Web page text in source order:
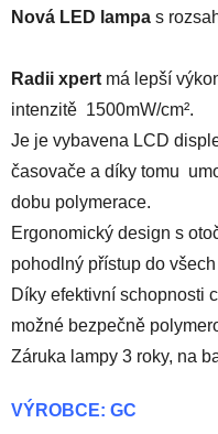
Nová LED lampa s
Radii xpert má lepší
intenzitě 1500mW/cm².
Je je vybavena LCD
časovače a díky tomu
dobu polymerace.
Ergonomický design s
pohodlný přístup do
Díky efektivní schopnosti
možné bezpečně
Záruka lampy 3 roky, na
VÝROBCE: GC